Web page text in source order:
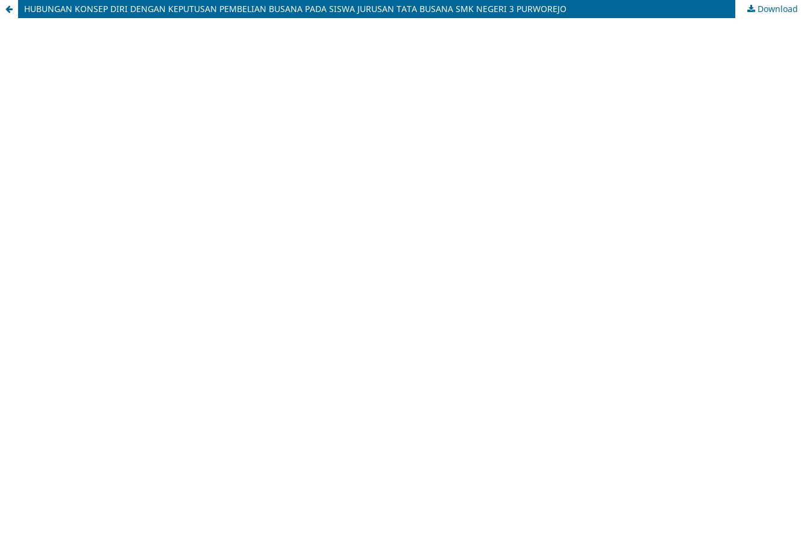
HUBUNGAN KONSEP DIRI DENGAN KEPUTUSAN PEMBELIAN BUSANA PADA SISWA JURUSAN TATA BUSANA SMK NEGERI 3 PURWOREJO Download